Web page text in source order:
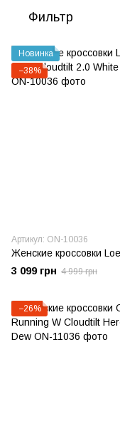
Фильтр
Новинка
−38%
Артикул: ON-10036
3 099 грн 4 999 грн
−26%